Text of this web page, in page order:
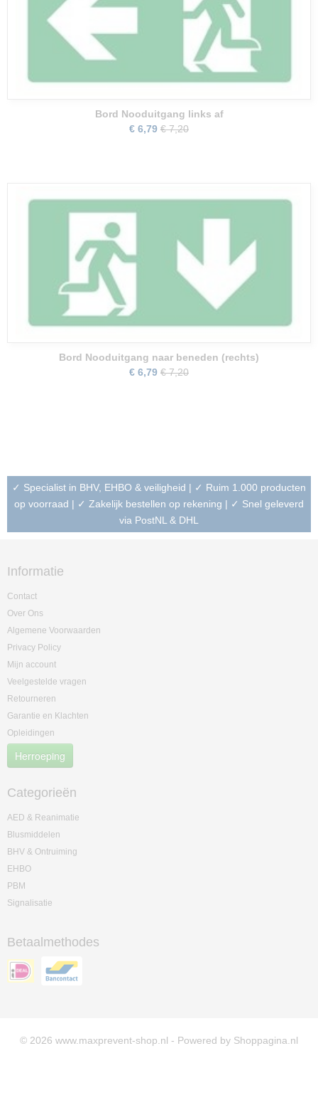
Bord Nooduitgang links af
€ 6,79 € 7,20
Bord Nooduitgang naar beneden (rechts)
€ 6,79 € 7,20
✓ Specialist in BHV, EHBO & veiligheid | ✓ Ruim 1.000 producten
op voorraad | ✓ Zakelijk bestellen op rekening | ✓ Snel geleverd
via PostNL & DHL
Informatie
Contact
Over Ons
Algemene Voorwaarden
Privacy Policy
Mijn account
Veelgestelde vragen
Retourneren
Garantie en Klachten
Opleidingen
Herroeping
Categorieën
AED & Reanimatie
Blusmiddelen
BHV & Ontruiming
EHBO
PBM
Signalisatie
Betaalmethodes
© 2026 www.maxprevent-shop.nl - Powered by Shoppagina.nl